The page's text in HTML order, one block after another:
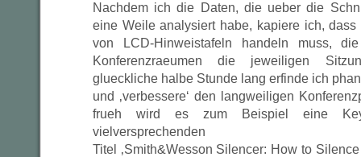
Nachdem ich die Daten, die ueber die
eine Weile analysiert habe, kapiere ich,
von LCD-Hinweistafeln handeln muss,
Konferenzraeumen die jeweiligen
glueckliche halbe Stunde lang erfinde ich
und ‚verbessere‘ den langweiligen
frueh wird es zum Beispiel eine
vielversprechenden
Titel ‚Smith&Wesson Silencer: How to